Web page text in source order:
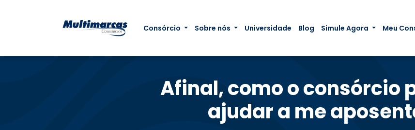
Consórcio Sobre nós Universidade Blog Simule Agora Meu
Afinal, como o consórcio
ajudar a me